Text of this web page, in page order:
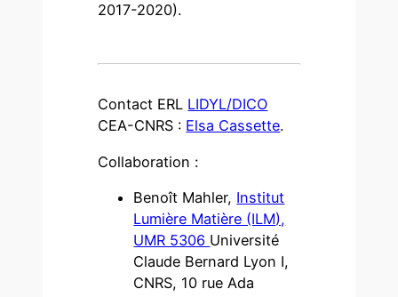
2017-2020).
Contact ERL LIDYL/DICO
CEA-CNRS : Elsa Cassette.
Collaboration :
Benoît Mahler, Institut
Lumière Matière (ILM),
UMR 5306 Université
Claude Bernard Lyon I,
CNRS, 10 rue Ada